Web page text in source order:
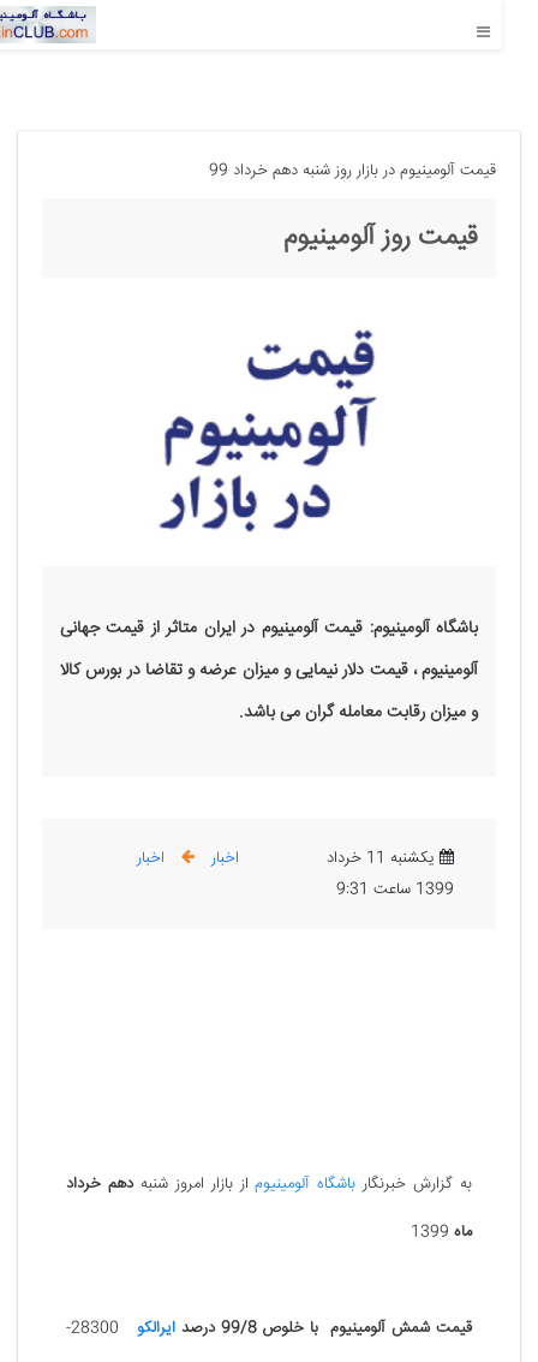
قیمت آلومینیوم در بازار روز شنبه دهم خرداد 99
قیمت روز آلومینیوم
باشگاه آلومینیوم: قیمت آلومینیوم در ایران متاثر از قیمت جهانی
آلومینیوم ، قیمت دلار نیمایی و میزان عرضه و تقاضا در بورس کالا
و میزان رقابت معامله گران می باشد.
یکشنبه 11 خرداد
1399 ساعت 9:31
اخبار اخبار
به گزارش خبرنگارباشگاه آلومینیوماز بازار امروز شنبهدهم خرداد
ماه1399
قیمت شمش آلومینیوم با خلوص 99/8 درصد ایرالکو
28300-